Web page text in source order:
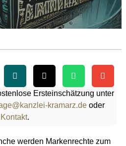
Ersteinschätzung unter
kramarz.de oder
Kontakt.
werden Markenrechte zum